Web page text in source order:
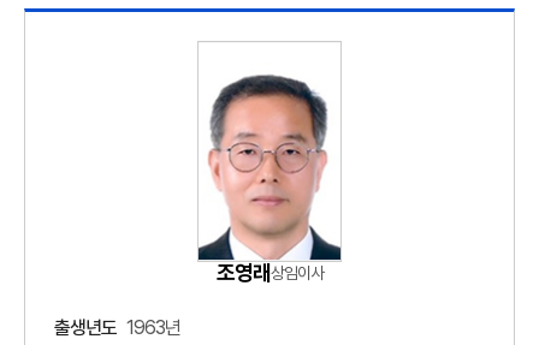
조영래상임이사
출생년도 1963년